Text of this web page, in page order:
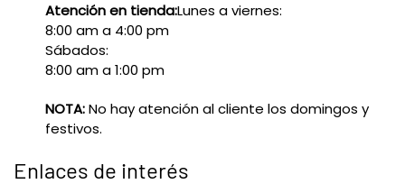
Atención en tienda:Lunes a viernes:
8:00 am a 4:00 pm
Sábados:
8:00 am a 1:00 pm
NOTA:No hay atención al cliente los domingos y
festivos.
Enlaces de interés